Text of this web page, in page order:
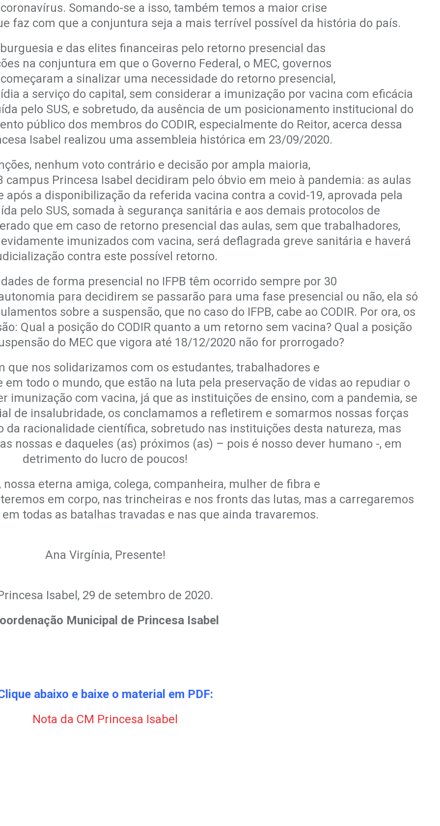
Somando-se a isso, também temos a maior crise
faz com que a conjuntura seja a mais terrível possível da história do país.
e das elites financeiras pelo retorno presencial das
na conjuntura em que o Governo Federal, o MEC, governos
a sinalizar uma necessidade do retorno presencial,
a serviço do capital, sem considerar a imunização por vacina com eficácia
pelo SUS, e sobretudo, da ausência de um posicionamento institucional do
público dos membros do CODIR, especialmente do Reitor, acerca dessa
Isabel realizou uma assembleia histórica em 23/09/2020.
nenhum voto contrário e decisão por ampla maioria,
campus Princesa Isabel decidiram pelo óbvio em meio à pandemia: as aulas
a disponibilização da referida vacina contra a covid-19, aprovada pela
pelo SUS, somada à segurança sanitária e aos demais protocolos de
que em caso de retorno presencial das aulas, sem que trabalhadores,
imunizados com vacina, será deflagrada greve sanitária e haverá
contra este possível retorno.
de forma presencial no IFPB têm ocorrido sempre por 30
para decidirem se passarão para uma fase presencial ou não, ela só
sobre a suspensão, que no caso do IFPB, cabe ao CODIR. Por ora, os
Qual a posição do CODIR quanto a um retorno sem vacina? Qual a posição
do MEC que vigora até 18/12/2020 não for prorrogado?
que nos solidarizamos com os estudantes, trabalhadores e
todo o mundo, que estão na luta pela preservação de vidas ao repudiar o
imunização com vacina, já que as instituições de ensino, com a pandemia, se
de insalubridade, os conclamamos a refletirem e somarmos nossas forças
da racionalidade científica, sobretudo nas instituições desta natureza, mas
nossas e daqueles (as) próximos (as) – pois é nosso dever humano -, em
detrimento do lucro de poucos!
nossa eterna amiga, colega, companheira, mulher de fibra e
em corpo, nas trincheiras e nos fronts das lutas, mas a carregaremos
todas as batalhas travadas e nas que ainda travaremos.
Ana Virgínia, Presente!
Isabel, 29 de setembro de 2020.
Municipal de Princesa Isabel
abaixo e baixe o material em PDF:
Nota da CM Princesa Isabel